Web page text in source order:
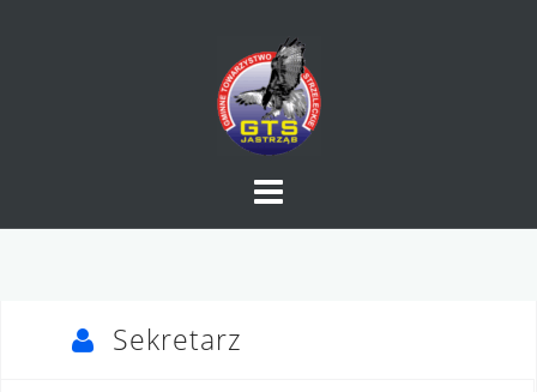
Sekretarz